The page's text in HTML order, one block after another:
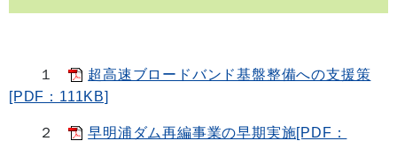
１
超高速ブロードバンド基盤整備への支援策
[PDF：111KB]
２
早明浦ダム再編事業の早期実施[PDF：